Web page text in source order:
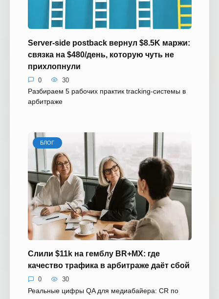
Server-side postback вернул $8.5K маржи:
связка на $480/день, которую чуть не
прихлопнули
0 30
Разбираем 5 рабочих практик tracking-системы в
арбитраже
БЛОГ
Слили $11k на гемблу BR+MX: где
качество трафика в арбитраже даёт сбой
0 30
Реальные цифры QA для медиабайера: CR по